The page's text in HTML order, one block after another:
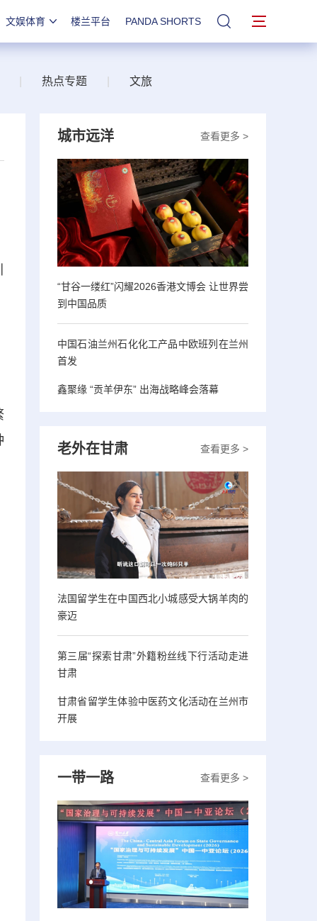
文娱体育 楼兰平台 PANDA SHORTS 站内搜索
热点专题 文旅
查看更多 >
城市远洋
“甘谷一缕红”闪耀2026香港文博会 让世界尝
到中国品质
中国石油兰州石化化工产品中欧班列在兰州
首发
鑫聚缘 “贡羊伊东” 出海战略峰会落幕
查看更多 >
老外在甘肃
法国留学生在中国西北小城感受大锅羊肉的
豪迈
第三届“探索甘肃”外籍粉丝线下行活动走进
甘肃
甘肃省留学生体验中医药文化活动在兰州市
开展
查看更多 >
一带一路